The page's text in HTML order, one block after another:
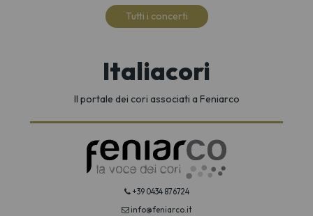
Tutti i concerti
Italiacori
Il portale dei cori associati a Feniarco
+39 0434 876724
info@feniarco.it